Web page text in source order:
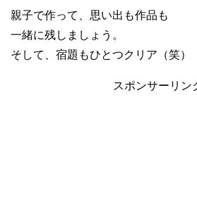
親子で作って、思い出も作品も
一緒に残しましょう。
そして、宿題もひとつクリア（笑）
スポンサーリン